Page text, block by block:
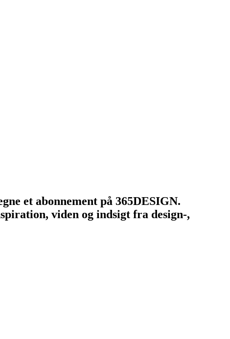
et abonnement på 365DESIGN.
viden og indsigt fra design-,